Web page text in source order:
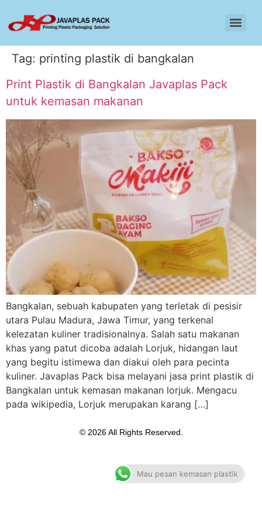
Tag: printing plastik di bangkalan
Print Plastik di Bangkalan Javaplas Pack
untuk kemasan makanan
Bangkalan, sebuah kabupaten yang terletak di pesisir
utara Pulau Madura, Jawa Timur, yang terkenal
kelezatan kuliner tradisionalnya. Salah satu makanan
khas yang patut dicoba adalah Lorjuk, hidangan laut
yang begitu istimewa dan diakui oleh para pecinta
kuliner. Javaplas Pack bisa melayani jasa print plastik di
Bangkalan untuk kemasan makanan lorjuk. Mengacu
pada wikipedia, Lorjuk merupakan karang […]
© 2026 All Rights Reserved.
Mau pesan kemasan plastik